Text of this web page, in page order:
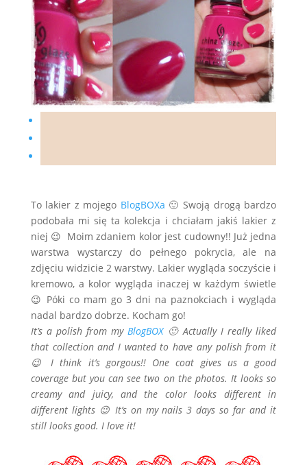
To lakier z mojego BlogBOXa 🙂 Swoją drogą bardzo
podobała mi się ta kolekcja i chciałam jakiś lakier z
niej 😉 Moim zdaniem kolor jest cudowny!! Już jedna
warstwa wystarczy do pełnego pokrycia, ale na
zdjęciu widzicie 2 warstwy. Lakier wygląda soczyście i
kremowo, a kolor wygląda inaczej w każdym świetle
😉 Póki co mam go 3 dni na paznokciach i wygląda
nadal bardzo dobrze. Kocham go!
It’s a polish from myBlogBOX 🙂 Actually I really liked
that collection and I wanted to have any polish from it
😉 I think it’s gorgous!! One coat gives us a good
coverage but you can see two on the photos. It looks so
creamy and juicy, and the color looks different in
different lights 😉 It’s on my nails 3 days so far and it
still looks good. I love it!